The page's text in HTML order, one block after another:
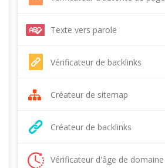
Texte vers parole
Vérificateur de backlinks
Créateur de sitemap
Créateur de backlinks
Vérificateur d'âge de domaine